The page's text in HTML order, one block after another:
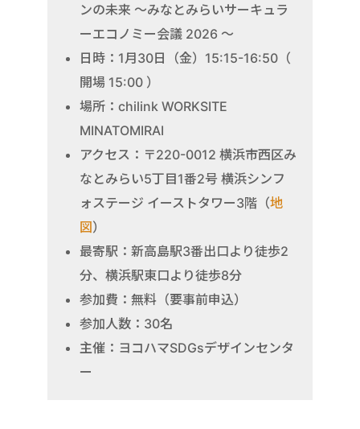
ンの未来 〜みなとみらいサーキュラ
ーエコノミー会議 2026 〜
日時：1月30日（金）15:15-16:50（
開場 15:00 ）
場所：chilink WORKSITE
MINATOMIRAI
アクセス：〒220-0012 横浜市西区み
なとみらい5丁目1番2号 横浜シンフ
ォステージ イーストタワー3階（地
図）
最寄駅：新高島駅3番出口より徒歩2
分、横浜駅東口より徒歩8分
参加費：無料（要事前申込）
参加人数：30名
主催：ヨコハマSDGsデザインセンタ
ー